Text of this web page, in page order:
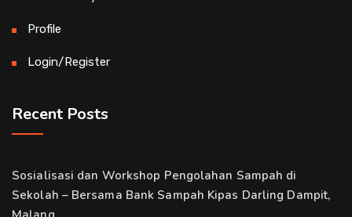
Profile
Login/Register
Recent Posts
Sosialisasi dan Workshop Pengolahan Sampah di
Sekolah – Bersama Bank Sampah Kipas Darling Dampit,